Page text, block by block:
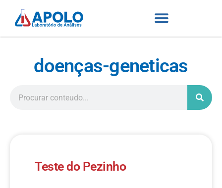
doenças-geneticas
Teste do Pezinho